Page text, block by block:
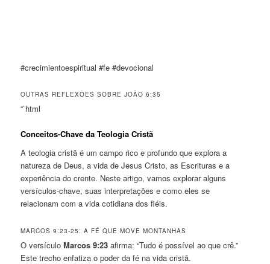
#crecimientoespiritual #fe #devocional
OUTRAS REFLEXÕES SOBRE JOÃO 6:35
“`html
Conceitos-Chave da Teologia Cristã
A teologia cristã é um campo rico e profundo que explora a
natureza de Deus, a vida de Jesus Cristo, as Escrituras e a
experiência do crente. Neste artigo, vamos explorar alguns
versículos-chave, suas interpretações e como eles se
relacionam com a vida cotidiana dos fiéis.
MARCOS 9:23-25: A FÉ QUE MOVE MONTANHAS
O versículoMarcos 9:23 afirma: “Tudo é possível ao que crê.”
Este trecho enfatiza o poder da fé na vida cristã.